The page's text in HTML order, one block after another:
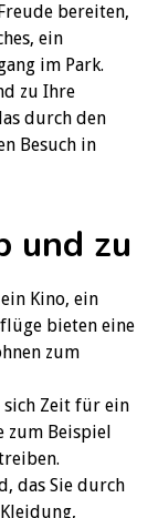
bereiten,
ein
im Park.
zu Ihre
durch den
Besuch in
und zu
Kino, ein
bieten eine
zum
sich Zeit für ein
zum Beispiel
das Sie durch